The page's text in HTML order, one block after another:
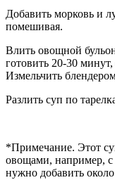
Добавить морковь и
помешивая.
Влить овощной
готовить 20-30
Измельчить
Разлить суп по
*Примечание. Этот
овощами, например,
нужно добавить